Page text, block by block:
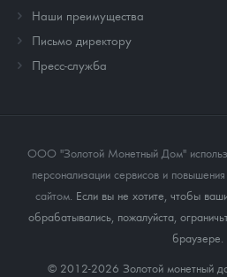
Наши преимущества
Письмо директору
Пресс-служба
ООО "Золотой Монетный Дом"
персонализации сервисов и
сайтом . Если вы не хотите, чтобы
обрабатывались, пожалуйста,
браузере.
© 2012-2026 Золотой монетный